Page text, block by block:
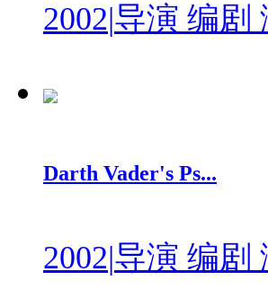
2002|导演 编剧
Darth Vader's Ps...
2002|导演 编剧